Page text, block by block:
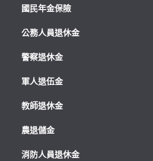
國民年金保險
公務人員退休金
警察退休金
軍人退伍金
教師退休金
農退儲金
消防人員退休金